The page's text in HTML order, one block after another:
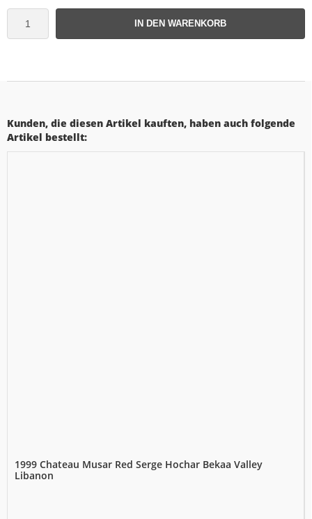
IN DEN WARENKORB
Kunden, die diesen Artikel kauften, haben auch folgende
Artikel bestellt:
1999 Chateau Musar Red Serge Hochar Bekaa Valley
Libanon